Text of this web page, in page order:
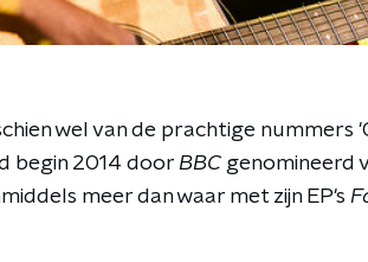
wel van de prachtige nummers
begin 2014 door BBC genomineerd
meer dan waar met zijn EP's